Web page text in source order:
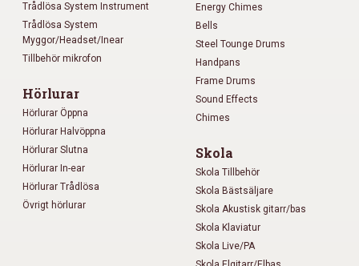
Trådlösa System Instrument
Trådlösa System
Myggor/Headset/Inear
Tillbehör mikrofon
Hörlurar
Hörlurar Öppna
Hörlurar Halvöppna
Hörlurar Slutna
Hörlurar In-ear
Hörlurar Trådlösa
Övrigt hörlurar
Energy Chimes
Bells
Steel Tounge Drums
Handpans
Frame Drums
Sound Effects
Chimes
Skola
Skola Tillbehör
Skola Bästsäljare
Skola Akustisk gitarr/bas
Skola Klaviatur
Skola Live/PA